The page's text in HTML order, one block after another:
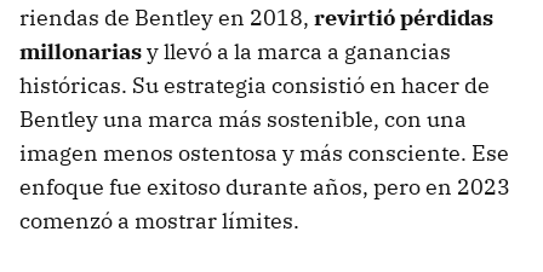
riendas de Bentley en 2018, revirtió pérdidas
millonariasy llevó a la marca a ganancias
históricas. Su estrategia consistió en hacer de
Bentley una marca más sostenible, con una
imagen menos ostentosa y más consciente. Ese
enfoque fue exitoso durante años, pero en 2023
comenzó a mostrar límites.